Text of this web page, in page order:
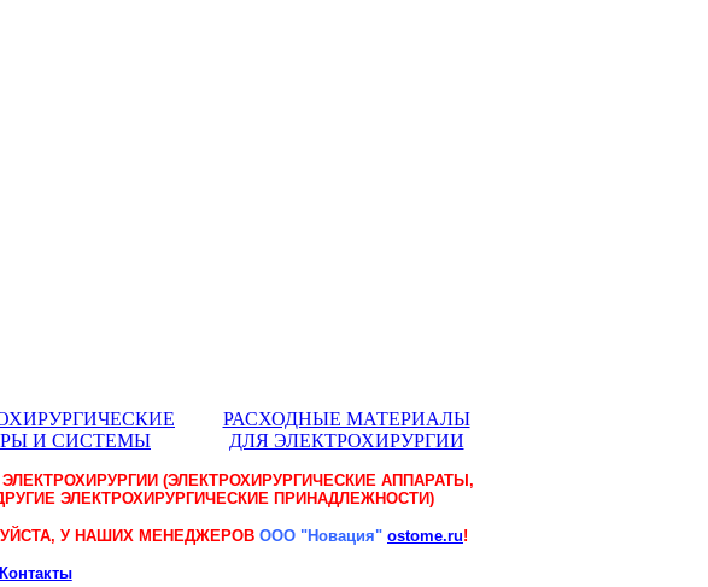
И СИСТЕМЫ
РАСХОДНЫЕ МАТЕРИАЛЫ
ДЛЯ ЭЛЕКТРОХИРУРГИИ
(ЭЛЕКТРОХИРУРГИЧЕСКИЕ АППАРАТЫ,
ЭЛЕКТРОХИРУРГИЧЕСКИЕ ПРИНАДЛЕЖНОСТИ)
У НАШИХ МЕНЕДЖЕРОВ ООО "Новация" ostome.ru!
Контакты